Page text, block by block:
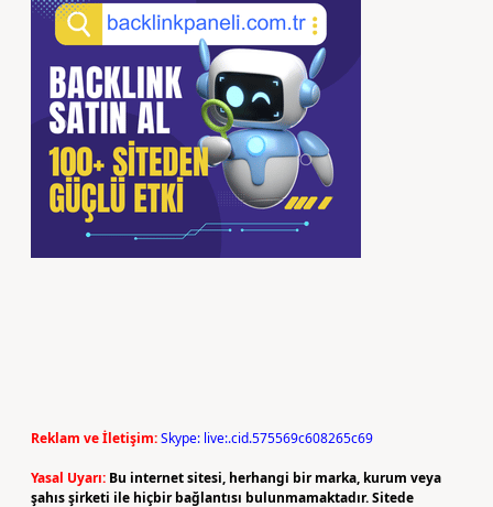
Reklam ve İletişim:Skype: live:.cid.575569c608265c69
Yasal Uyarı: Bu internet sitesi, herhangi bir marka, kurum veya
şahıs şirketi ile hiçbir bağlantısı bulunmamaktadır. Sitede